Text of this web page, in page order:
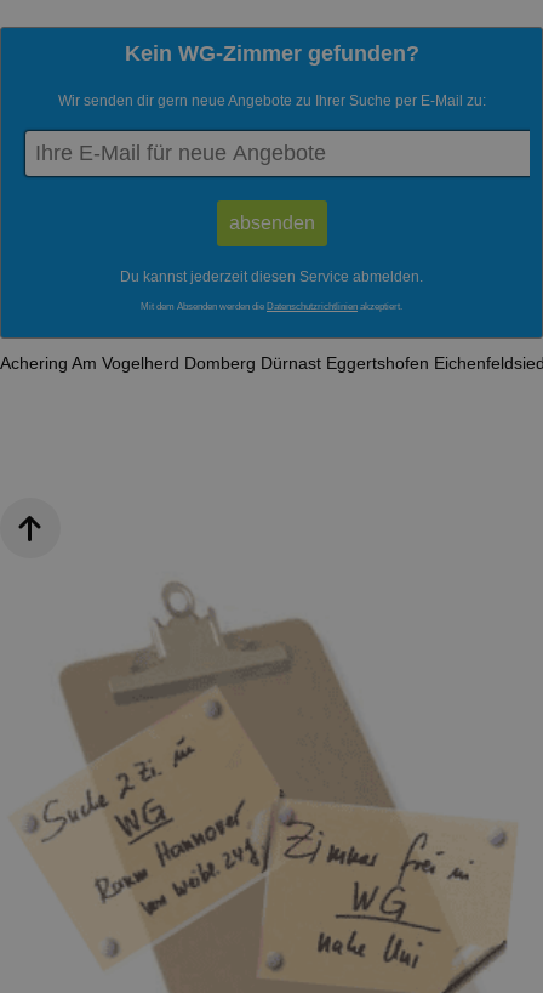
Kein WG-Zimmer gefunden?
Wir senden dir gern neue Angebote zu Ihrer Suche per E-Mail zu:
Du kannst jederzeit diesen Service abmelden.
Mit dem Absenden werden die Datenschutzrichtlinien akzeptiert.
Achering Am Vogelherd Domberg Dürnast Eggertshofen